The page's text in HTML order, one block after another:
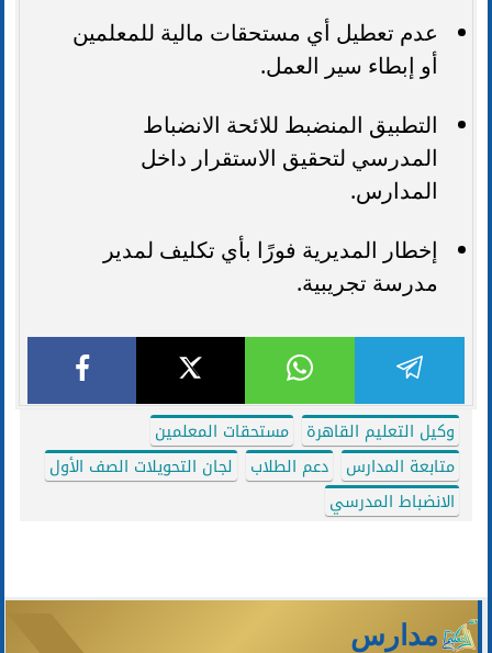
عدم تعطيل أي مستحقات مالية للمعلمين
أو إبطاء سير العمل.
التطبيق المنضبط للائحة الانضباط
المدرسي لتحقيق الاستقرار داخل
المدارس.
إخطار المديرية فورًا بأي تكليف لمدير
مدرسة تجريبية.
وكيل التعليم القاهرة
مستحقات المعلمين
متابعة المدارس
دعم الطلاب
لجان التحويلات الصف الأول
الانضباط المدرسي
مدارس